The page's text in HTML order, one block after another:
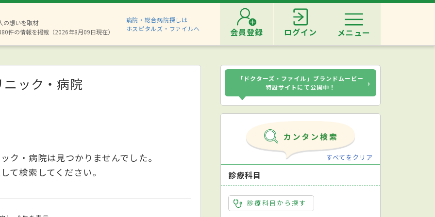
の想いを取材
件の情報を掲載（2026年8月09日現在）
病院・総合病院探しは
ホスピタルズ・ファイルへ
会員登録 ログイン メニュー
ニック・病院
ク・病院は見つかりませんでした。
て検索してください。
「ドクターズ・ファイル」ブランドムービー
特設サイトにて公開中！
›
すべてをクリア
診療科目
診療科目から探す